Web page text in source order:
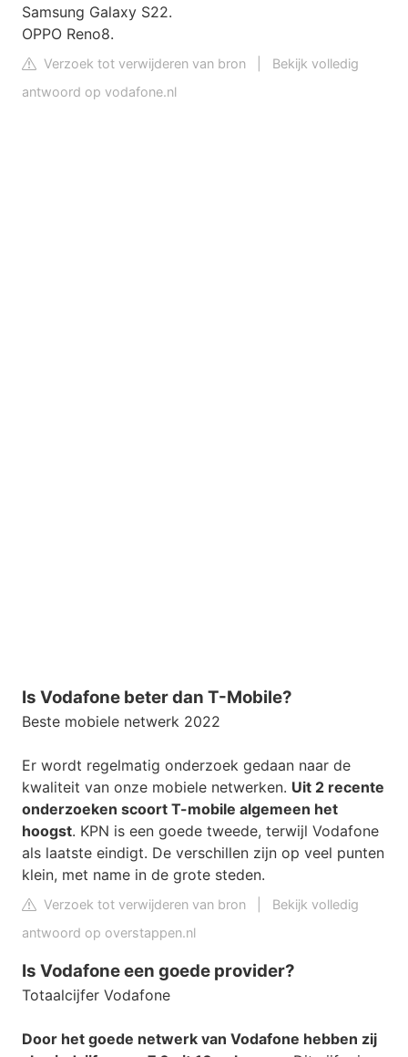
Samsung Galaxy S22.
OPPO Reno8.
Verzoek tot verwijderen van bron
Bekijk volledig
antwoord op vodafone.nl
Is Vodafone beter dan T-Mobile?
Beste mobiele netwerk 2022
Er wordt regelmatig onderzoek gedaan naar de
kwaliteit van onze mobiele netwerken. Uit 2 recente
onderzoeken scoort T-mobile algemeen het
hoogst. KPN is een goede tweede, terwijl Vodafone
als laatste eindigt. De verschillen zijn op veel punten
klein, met name in de grote steden.
Verzoek tot verwijderen van bron
Bekijk volledig
antwoord op overstappen.nl
Is Vodafone een goede provider?
Totaalcijfer Vodafone
Door het goede netwerk van Vodafone hebben zij